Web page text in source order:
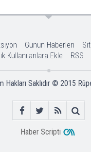
Günün Haberleri
Kullanılanlara Ekle
RSS
Hakları Saklıdır © 2015
Haber Scripti